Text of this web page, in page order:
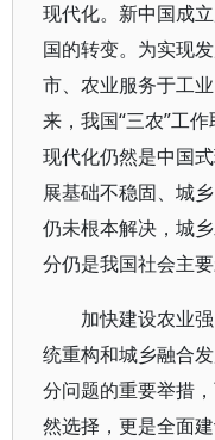
现代化。新中国成
国的转变。为实现
市、农业服务于工
来，我国“三农”工
现代化仍然是中国
展基础不稳固、城
仍未根本解决，城
分仍是我国社会主要
加快建设农业
统重构和城乡融合
分问题的重要举措
然选择，更是全面